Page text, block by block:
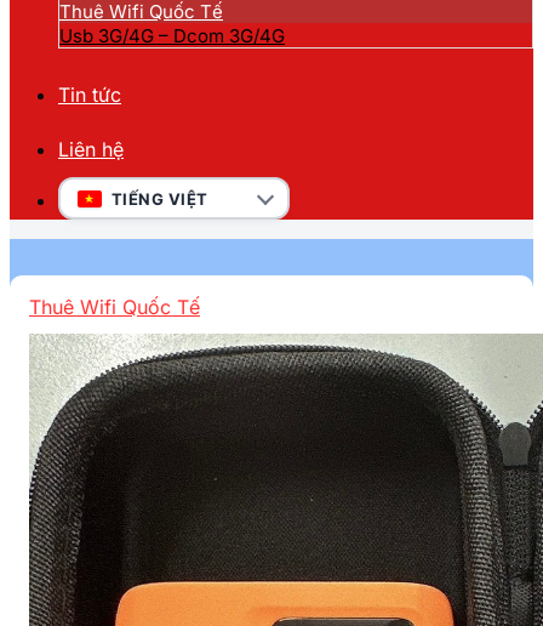
Thuê Wifi Quốc Tế
Usb 3G/4G – Dcom 3G/4G
Tin tức
Liên hệ
TIẾNG VIỆT
Thuê Wifi Quốc Tế